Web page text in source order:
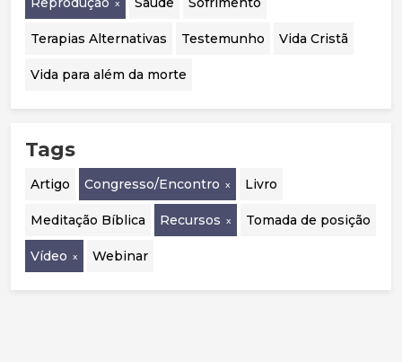
Terapias Alternativas Testemunho Vida Cristã
Vida para além da morte
Tags
Artigo Congresso/Encontro Livro
Meditação Bíblica Recursos Tomada de posição
Vídeo Webinar